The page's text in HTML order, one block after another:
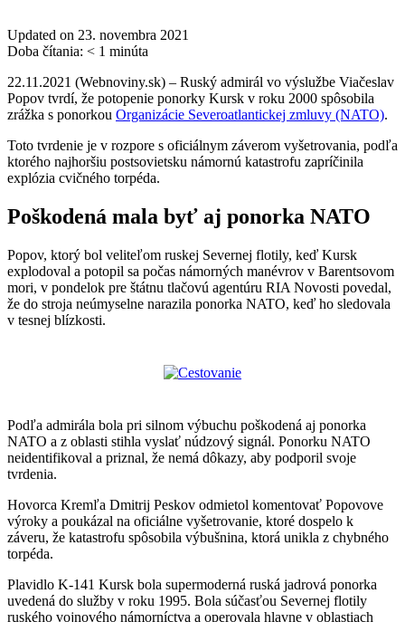
Updated on 23. novembra 2021
Doba čítania: < 1 minúta
22.11.2021 (Webnoviny.sk) – Ruský admirál vo výslužbe Viačeslav
Popov tvrdí, že potopenie ponorky Kursk v roku 2000 spôsobila
zrážka s ponorkou Organizácie Severoatlantickej zmluvy (NATO).
Toto tvrdenie je v rozpore s oficiálnym záverom vyšetrovania, podľa
ktorého najhoršiu postsovietsku námornú katastrofu zapríčinila
explózia cvičného torpéda.
Poškodená mala byť aj ponorka NATO
Popov, ktorý bol veliteľom ruskej Severnej flotily, keď Kursk
explodoval a potopil sa počas námorných manévrov v Barentsovom
mori, v pondelok pre štátnu tlačovú agentúru RIA Novosti povedal,
že do stroja neúmyselne narazila ponorka NATO, keď ho sledovala
v tesnej blízkosti.
Podľa admirála bola pri silnom výbuchu poškodená aj ponorka
NATO a z oblasti stihla vyslať núdzový signál. Ponorku NATO
neidentifikoval a priznal, že nemá dôkazy, aby podporil svoje
tvrdenia.
Hovorca Kremľa Dmitrij Peskov odmietol komentovať Popovove
výroky a poukázal na oficiálne vyšetrovanie, ktoré dospelo k
záveru, že katastrofu spôsobila výbušnina, ktorá unikla z chybného
torpéda.
Plavidlo K-141 Kursk bola supermoderná ruská jadrová ponorka
uvedená do služby v roku 1995. Bola súčasťou Severnej flotily
ruského vojnového námorníctva a operovala hlavne v oblastiach